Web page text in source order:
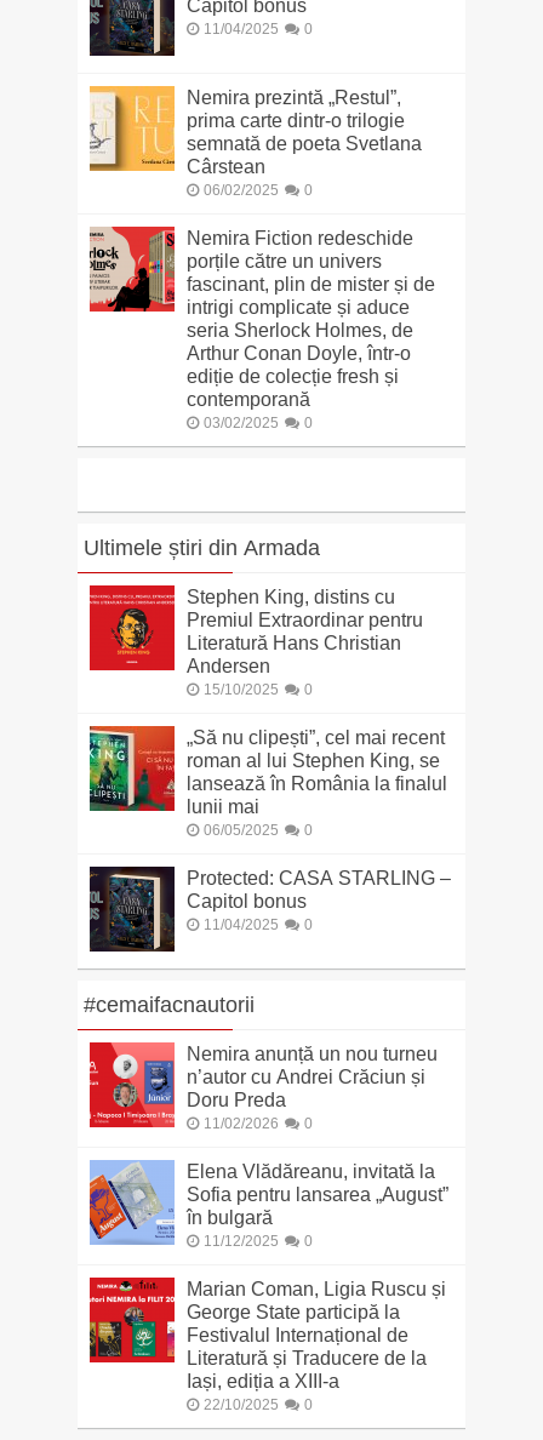
Capitol bonus
11/04/2025 0
Nemira prezintă „Restul”,
prima carte dintr-o trilogie
semnată de poeta Svetlana
Cârstean
06/02/2025 0
Nemira Fiction redeschide
porțile către un univers
fascinant, plin de mister și de
intrigi complicate și aduce
seria Sherlock Holmes, de
Arthur Conan Doyle, într-o
ediție de colecție fresh și
contemporană
03/02/2025 0
Ultimele știri din Armada
Stephen King, distins cu
Premiul Extraordinar pentru
Literatură Hans Christian
Andersen
15/10/2025 0
„Să nu clipești”, cel mai recent
roman al lui Stephen King, se
lansează în România la finalul
lunii mai
06/05/2025 0
Protected: CASA STARLING –
Capitol bonus
11/04/2025 0
#cemaifacnautorii
Nemira anunță un nou turneu
n’autor cu Andrei Crăciun și
Doru Preda
11/02/2026 0
Elena Vlădăreanu, invitată la
Sofia pentru lansarea „August”
în bulgară
11/12/2025 0
Marian Coman, Ligia Ruscu și
George State participă la
Festivalul Internațional de
Literatură și Traducere de la
Iași, ediția a XIII-a
22/10/2025 0